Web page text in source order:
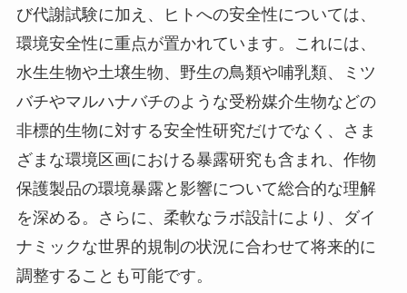
び代謝試験に加え、ヒトへの安全性については、
環境安全性に重点が置かれています。これには、
水生生物や土壌生物、野生の鳥類や哺乳類、ミツ
バチやマルハナバチのような受粉媒介生物などの
非標的生物に対する安全性研究だけでなく、さま
ざまな環境区画における暴露研究も含まれ、作物
保護製品の環境暴露と影響について総合的な理解
を深める。さらに、柔軟なラボ設計により、ダイ
ナミックな世界的規制の状況に合わせて将来的に
調整することも可能です。